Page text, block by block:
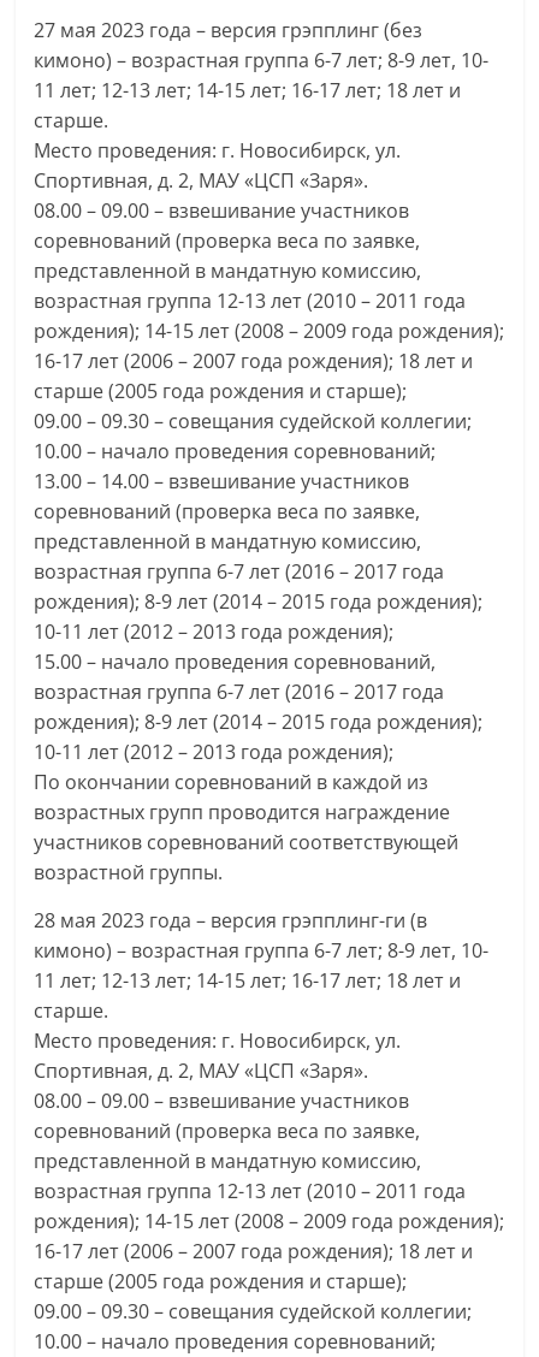
27 мая 2023 года – версия грэпплинг (без
кимоно) – возрастная группа 6-7 лет; 8-9 лет, 10-
11 лет; 12-13 лет; 14-15 лет; 16-17 лет; 18 лет и
старше.
Место проведения: г. Новосибирск, ул.
Спортивная, д. 2, МАУ «ЦСП «Заря».
08.00 – 09.00 – взвешивание участников
соревнований (проверка веса по заявке,
представленной в мандатную комиссию,
возрастная группа 12-13 лет (2010 – 2011 года
рождения); 14-15 лет (2008 – 2009 года рождения);
16-17 лет (2006 – 2007 года рождения); 18 лет и
старше (2005 года рождения и старше);
09.00 – 09.30 – совещания судейской коллегии;
10.00 – начало проведения соревнований;
13.00 – 14.00 – взвешивание участников
соревнований (проверка веса по заявке,
представленной в мандатную комиссию,
возрастная группа 6-7 лет (2016 – 2017 года
рождения); 8-9 лет (2014 – 2015 года рождения);
10-11 лет (2012 – 2013 года рождения);
15.00 – начало проведения соревнований,
возрастная группа 6-7 лет (2016 – 2017 года
рождения); 8-9 лет (2014 – 2015 года рождения);
10-11 лет (2012 – 2013 года рождения);
По окончании соревнований в каждой из
возрастных групп проводится награждение
участников соревнований соответствующей
возрастной группы.
28 мая 2023 года – версия грэпплинг-ги (в
кимоно) – возрастная группа 6-7 лет; 8-9 лет, 10-
11 лет; 12-13 лет; 14-15 лет; 16-17 лет; 18 лет и
старше.
Место проведения: г. Новосибирск, ул.
Спортивная, д. 2, МАУ «ЦСП «Заря».
08.00 – 09.00 – взвешивание участников
соревнований (проверка веса по заявке,
представленной в мандатную комиссию,
возрастная группа 12-13 лет (2010 – 2011 года
рождения); 14-15 лет (2008 – 2009 года рождения);
16-17 лет (2006 – 2007 года рождения); 18 лет и
старше (2005 года рождения и старше);
09.00 – 09.30 – совещания судейской коллегии;
10.00 – начало проведения соревнований;